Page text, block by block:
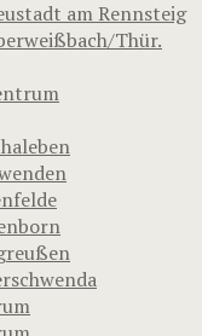
am Rennsteig
Thür.